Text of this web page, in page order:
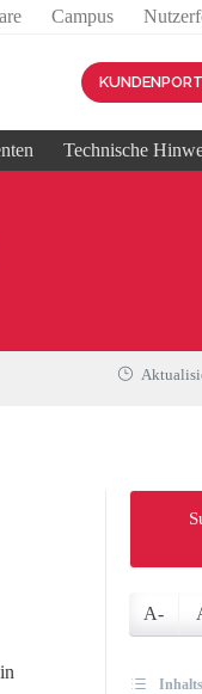
Campus
Technische
A-